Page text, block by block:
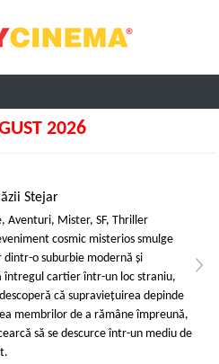
2026
Stejar
Aventuri, Mister, SF, Thriller
cosmic misterios smulge
dintr-o suburbie modernă și
întregul cartier într-un loc straniu,
că supraviețuirea depinde
membrilor de a rămâne împreună,
să se descurce într-un mediu de